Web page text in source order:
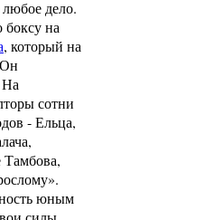
дело.
боксу на
, который на
На
сотни
- Ельца,
юным